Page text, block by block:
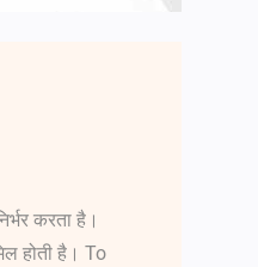
करता है।
होती है। To